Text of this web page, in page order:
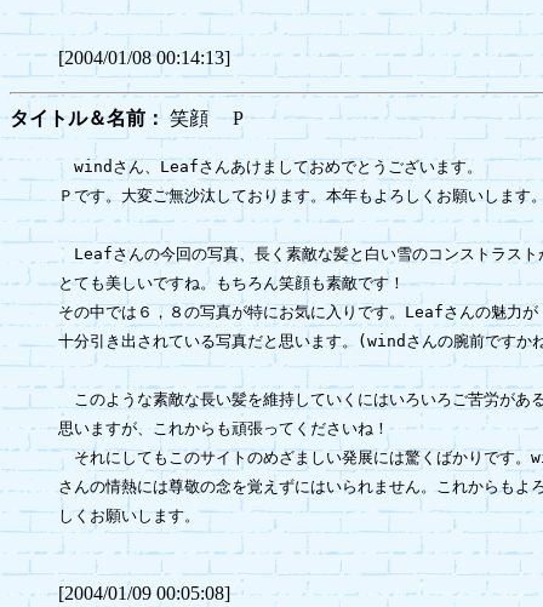
[2004/01/08 00:14:13]
タイトル＆名前： 笑顔 P
windさん、Leafさんあけましておめでとうございます。
Ｐです。大変ご無沙汰しております。本年もよろしくお願いします
Leafさんの今回の写真、長く素敵な髪と白い雪のコンストラスト
とても美しいですね。もちろん笑顔も素敵です！
その中では６，８の写真が特にお気に入りです。Leafさんの魅力が
十分引き出されている写真だと思います。(windさんの腕前ですか
このような素敵な長い髪を維持していくにはいろいろご苦労があ
思いますが、これからも頑張ってくださいね！
それにしてもこのサイトのめざましい発展には驚くばかりです。
さんの情熱には尊敬の念を覚えずにはいられません。これからもよ
しくお願いします。
[2004/01/09 00:05:08]